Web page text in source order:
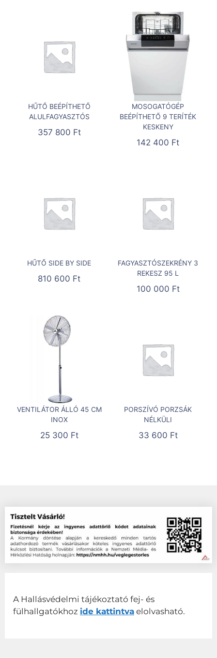
HŰTŐ BEÉPÍTHETŐ
ALULFAGYASZTÓS
357 800 Ft
MOSOGATÓGÉP
BEÉPÍTHETŐ 9 TERÍTÉK
KESKENY
142 400 Ft
HŰTŐ SIDE BY SIDE
810 600 Ft
FAGYASZTÓSZEKRÉNY 3
REKESZ 95 L
100 000 Ft
VENTILÁTOR ÁLLÓ 45 CM
INOX
25 300 Ft
PORSZÍVÓ PORZSÁK
NÉLKÜLI
33 600 Ft
A Hallásvédelmi tájékoztató fej- és
fülhallgatókhoz ide kattintva elolvasható.